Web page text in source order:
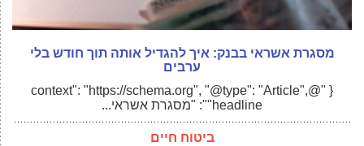
מסגרת אשראי בבנק: איך להגדיל אותה תוך חודש בלי
ערבים
{ "@context": "https://schema.org", "@type": "Article",
"headline": "מסגרת אשראי...
ביטוח חיים